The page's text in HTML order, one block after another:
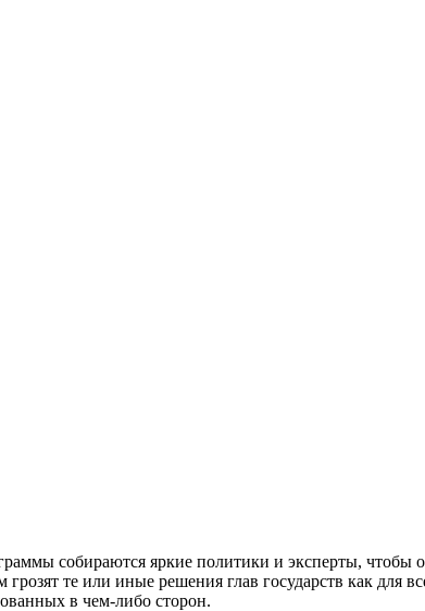
собираются яркие политики и эксперты, чтобы
те или иные решения глав государств как для
в чем-либо сторон.